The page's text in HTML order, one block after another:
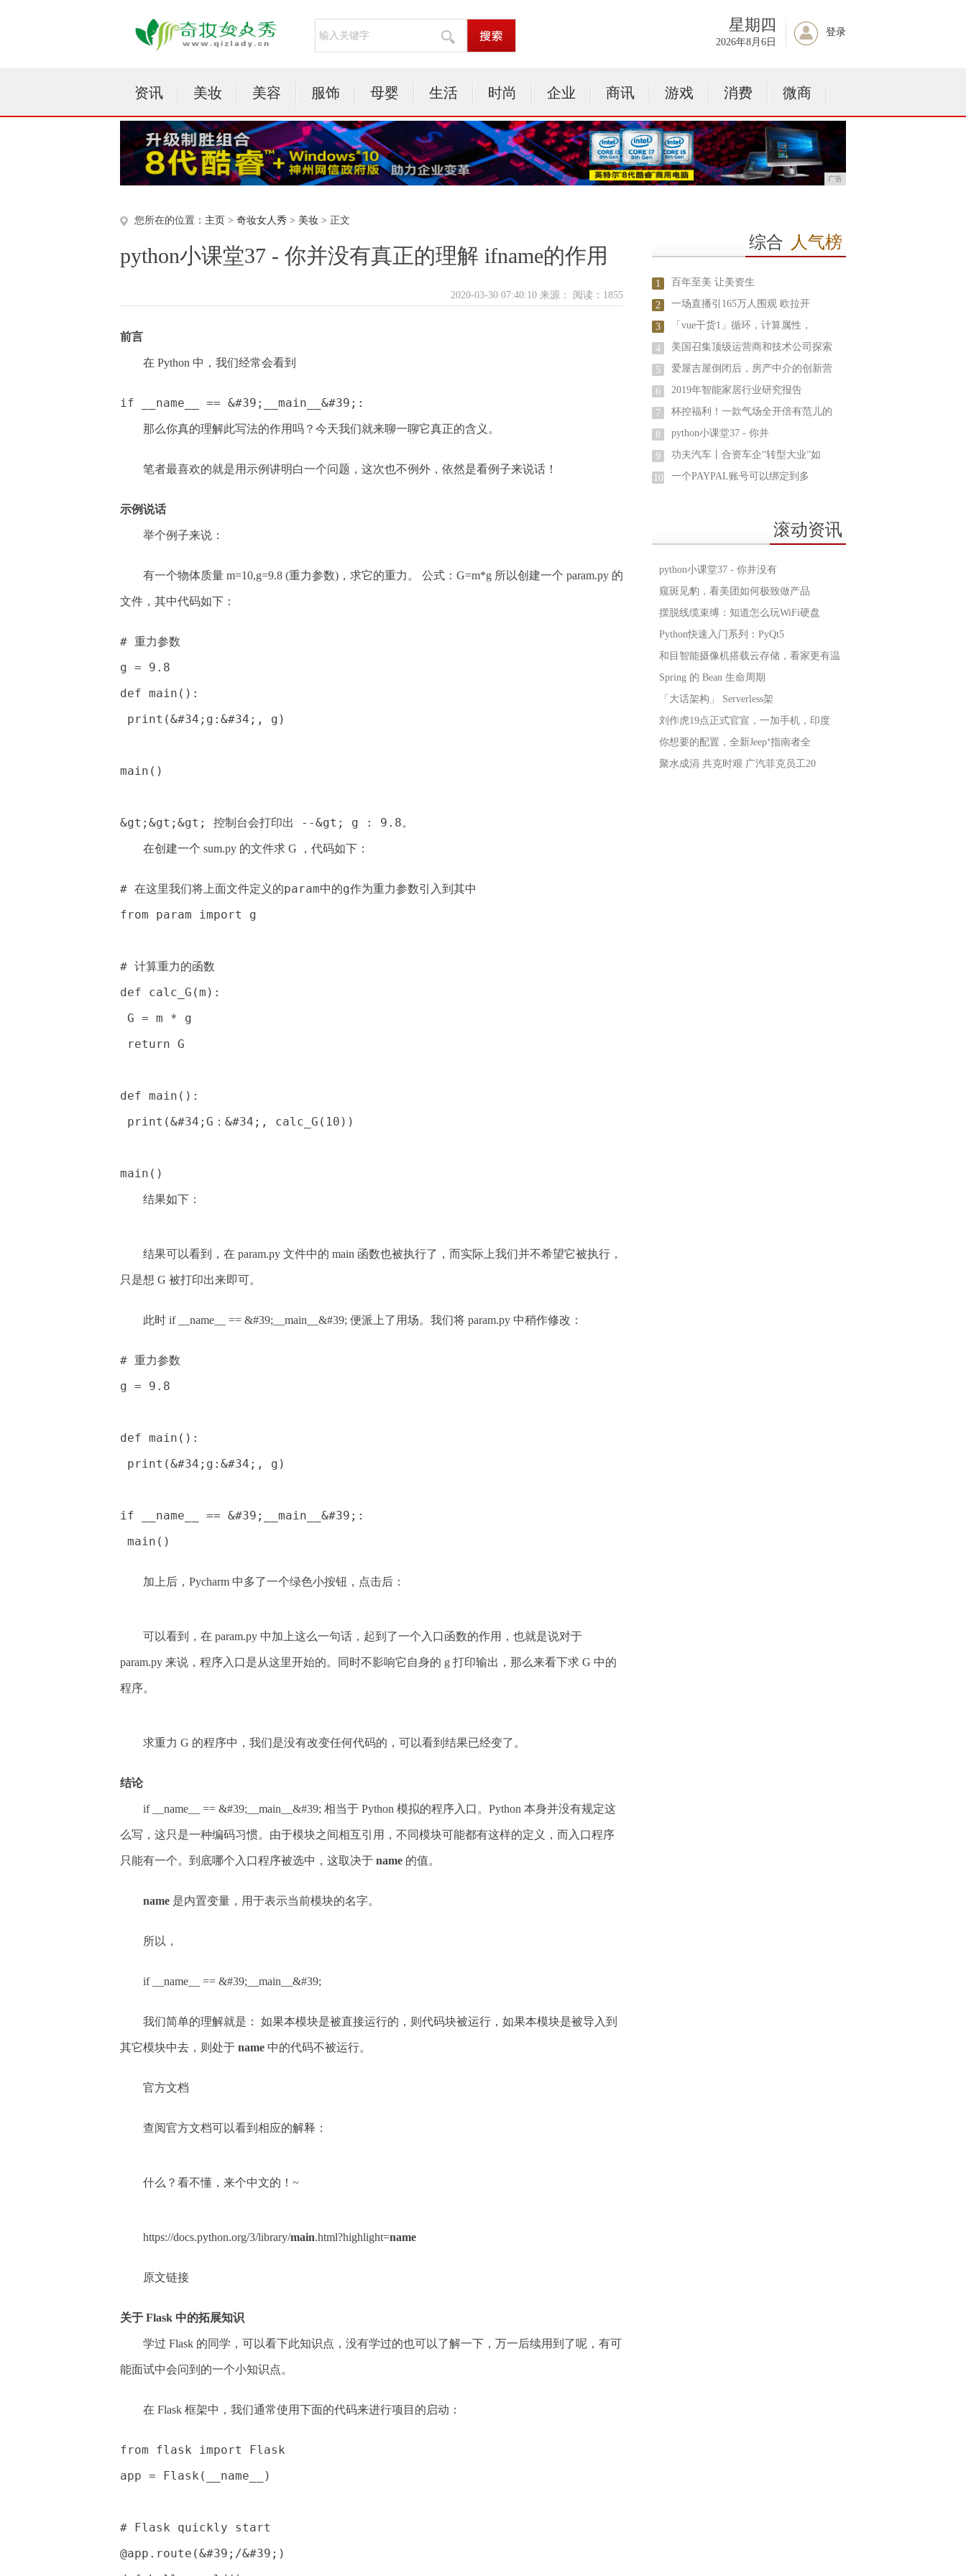
星期四
2026年8月6日
登录
资讯 美妆 美容 服饰 母婴 生活 时尚 企业 商讯 游戏 消费 微商
广告
您所在的位置： 主页 > 奇妆女人秀 > 美妆 > 正文
python小课堂37 - 你并没有真正的理解 ifname的作用
2020-03-30 07:40:10 来源： 阅读：1855
前言
在 Python 中，我们经常会看到
if __name__ == &#39;__main__&#39;:
那么你真的理解此写法的作用吗？今天我们就来聊一聊它真正的含义。
笔者最喜欢的就是用示例讲明白一个问题，这次也不例外，依然是看例子来说话！
示例说话
举个例子来说：
有一个物体质量 m=10,g=9.8 (重力参数)，求它的重力。 公式：G=m*g 所以创建一个 param.py 的
文件，其中代码如下：
# 重力参数
g = 9.8
def main():
print(&#34;g:&#34;, g)
main()
&gt;&gt;&gt; 控制台会打印出 --&gt; g : 9.8。
在创建一个 sum.py 的文件求 G ，代码如下：
# 在这里我们将上面文件定义的param中的g作为重力参数引入到其中
from param import g
# 计算重力的函数
def calc_G(m):
G = m * g
return G
def main():
print(&#34;G：&#34;, calc_G(10))
main()
结果如下：
结果可以看到，在 param.py 文件中的 main 函数也被执行了，而实际上我们并不希望它被执行，
只是想 G 被打印出来即可。
此时 if __name__ == &#39;__main__&#39; 便派上了用场。我们将 param.py 中稍作修改：
# 重力参数
g = 9.8
def main():
print(&#34;g:&#34;, g)
if __name__ == &#39;__main__&#39;:
main()
加上后，Pycharm 中多了一个绿色小按钮，点击后：
可以看到，在 param.py 中加上这么一句话，起到了一个入口函数的作用，也就是说对于
param.py 来说，程序入口是从这里开始的。同时不影响它自身的 g 打印输出，那么来看下求 G 中的
程序。
求重力 G 的程序中，我们是没有改变任何代码的，可以看到结果已经变了。
结论
if __name__ == &#39;__main__&#39; 相当于 Python 模拟的程序入口。Python 本身并没有规定这
么写，这只是一种编码习惯。由于模块之间相互引用，不同模块可能都有这样的定义，而入口程序
只能有一个。到底哪个入口程序被选中，这取决于 name 的值。
name 是内置变量，用于表示当前模块的名字。
所以，
if __name__ == &#39;__main__&#39;
我们简单的理解就是： 如果本模块是被直接运行的，则代码块被运行，如果本模块是被导入到
其它模块中去，则处于 name 中的代码不被运行。
官方文档
查阅官方文档可以看到相应的解释：
什么？看不懂，来个中文的！~
https://docs.python.org/3/library/main.html?highlight=name
原文链接
关于 Flask 中的拓展知识
学过 Flask 的同学，可以看下此知识点，没有学过的也可以了解一下，万一后续用到了呢，有可
能面试中会问到的一个小知识点。
在 Flask 框架中，我们通常使用下面的代码来进行项目的启动：
from flask import Flask
app = Flask(__name__)
# Flask quickly start
@app.route(&#39;/&#39;)
综合 人气榜
1 百年至美 让美资生
2 一场直播引165万人围观 欧拉开
3 「vue干货1」循环，计算属性，
4 美国召集顶级运营商和技术公司探索
5 爱屋吉屋倒闭后，房产中介的创新营
6 2019年智能家居行业研究报告
7 杯控福利！一款气场全开倍有范儿的
8 python小课堂37 - 你并
9 功夫汽车丨合资车企“转型大业”如
10 一个PAYPAL账号可以绑定到多
滚动资讯
python小课堂37 - 你并没有
窥斑见豹，看美团如何极致做产品
摆脱线缆束缚：知道怎么玩WiFi硬盘
Python快速入门系列：PyQt5
和目智能摄像机搭载云存储，看家更有温
Spring 的 Bean 生命周期
「大话架构」 Serverless架
刘作虎19点正式官宣，一加手机，印度
你想要的配置，全新Jeep⁺指南者全
聚水成涓 共克时艰 广汽菲克员工20